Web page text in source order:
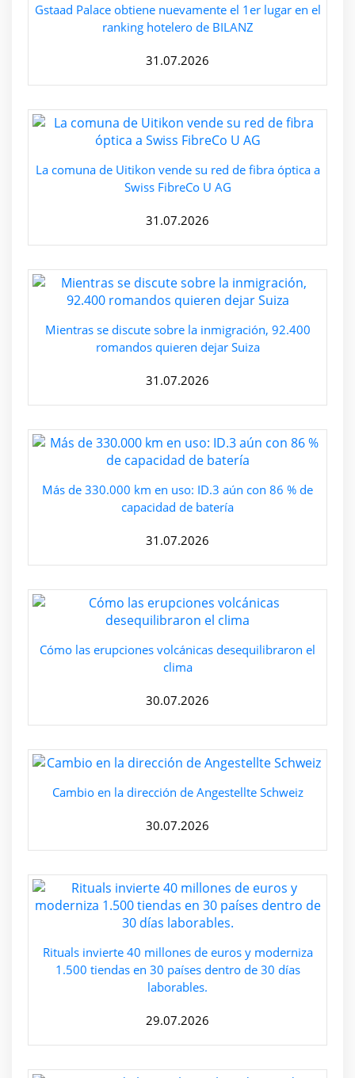
Gstaad Palace obtiene nuevamente el 1er lugar en el
ranking hotelero de BILANZ
31.07.2026
La comuna de Uitikon vende su red de fibra óptica a
Swiss FibreCo U AG
31.07.2026
Mientras se discute sobre la inmigración, 92.400
romandos quieren dejar Suiza
31.07.2026
Más de 330.000 km en uso: ID.3 aún con 86 % de
capacidad de batería
31.07.2026
Cómo las erupciones volcánicas desequilibraron el
clima
30.07.2026
Cambio en la dirección de Angestellte Schweiz
30.07.2026
Rituals invierte 40 millones de euros y moderniza
1.500 tiendas en 30 países dentro de 30 días
laborables.
29.07.2026